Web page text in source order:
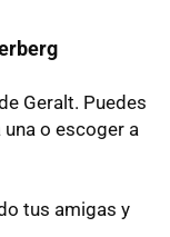
Geralt. Puedes
o escoger a
tus amigas y